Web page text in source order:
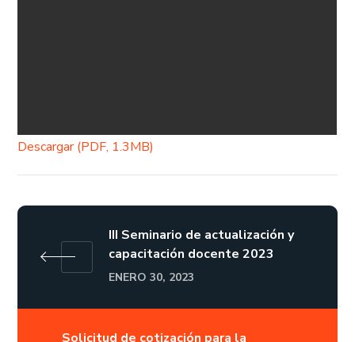
Descargar (PDF, 1.3MB)
III Seminario de actualización y
capacitación docente 2023
ENERO 30, 2023
Solicitud de cotización para la